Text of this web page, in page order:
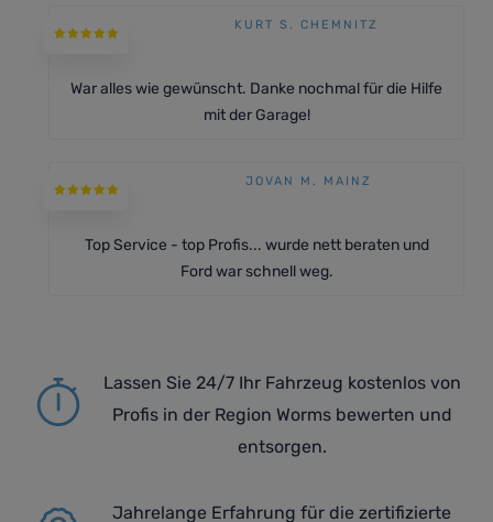
KURT S. CHEMNITZ
War alles wie gewünscht. Danke nochmal für die Hilfe
mit der Garage!
JOVAN M. MAINZ
Top Service - top Profis... wurde nett beraten und
Ford war schnell weg.
Lassen Sie 24/7 Ihr Fahrzeug kostenlos von
Profis in der Region Worms bewerten und
entsorgen.
Jahrelange Erfahrung für die zertifizierte